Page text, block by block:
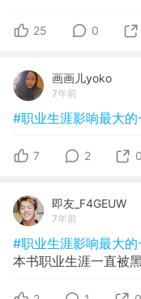
25 0
画画儿yoko
7年前
#职业生涯影响最大的
7 2 0
即友_F4GEUW
7年前
#职业生涯影响最大的
本书职业生涯一直被